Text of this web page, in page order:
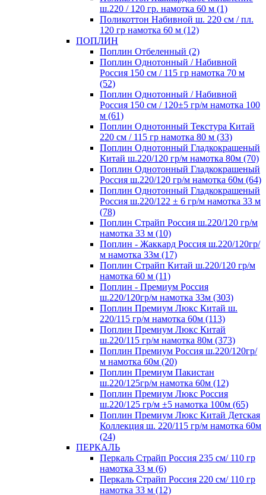
ш.220 / 120 гр. намотка 60 м (1)
Поликоттон Набивной ш. 220 см / пл.
120 гр намотка 60 м (12)
ПОПЛИН
Поплин Отбеленный (2)
Поплин Однотонный / Набивной
Россия 150 см / 115 гр намотка 70 м
(52)
Поплин Однотонный / Набивной
Россия 150 см / 120±5 гр/м намотка 100
м (61)
Поплин Однотонный Текстура Китай
220 см / 115 гр намотка 80 м (33)
Поплин Однотонный Гладкокрашеный
Китай ш.220/120 гр/м намотка 80м (70)
Поплин Однотонный Гладкокрашеный
Россия ш.220/120 гр/м намотка 60м (64)
Поплин Однотонный Гладкокрашеный
Россия ш.220/122 ± 6 гр/м намотка 33 м
(78)
Поплин Страйп Россия ш.220/120 гр/м
намотка 33 м (10)
Поплин - Жаккард Россия ш.220/120гр/
м намотка 33м (17)
Поплин Страйп Китай ш.220/120 гр/м
намотка 60 м (11)
Поплин - Премиум Россия
ш.220/120гр/м намотка 33м (303)
Поплин Премиум Люкс Китай ш.
220/115 гр/м намотка 60м (113)
Поплин Премиум Люкс Китай
ш.220/115 гр/м намотка 80м (373)
Поплин Премиум Россия ш.220/120гр/
м намотка 60м (20)
Поплин Премиум Пакистан
ш.220/125гр/м намотка 60м (12)
Поплин Премиум Люкс Россия
ш.220/125 гр/м ±5 намотка 100м (65)
Поплин Премиум Люкс Китай Детская
Коллекция ш. 220/115 гр/м намотка 60м
(24)
ПЕРКАЛЬ
Перкаль Страйп Россия 235 см/ 110 гр
намотка 33 м (6)
Перкаль Страйп Россия 220 см/ 110 гр
намотка 33 м (12)